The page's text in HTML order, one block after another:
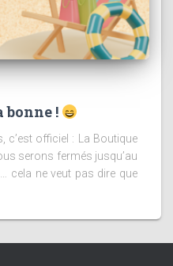
bonne !
c’est officiel : La Boutique
serons fermés jusqu’au
cela ne veut pas dire que